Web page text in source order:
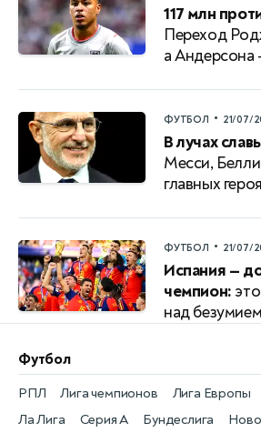
117 млн
Переход
а Андерсона
ФУТБОЛ • 21/07/
В лучах
Месси,
главных
ФУТБОЛ • 21/07/
Испания —
чемпион:
над безумием
Футбол
РПЛ Лига чемпионов Лига Европы
Ла Лига Серия А Бундеслига